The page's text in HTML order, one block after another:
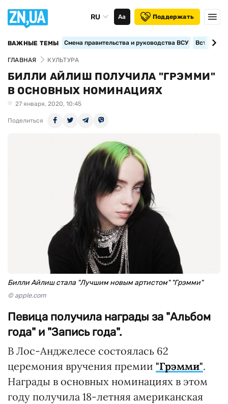
RU Аа Поддержать
ВАЖНЫЕ ТЕМЫ Смена правительства и руководства ВСУ
ГЛАВНАЯ КУЛЬТУРА
БИЛЛИ АЙЛИШ ПОЛУЧИЛА "ГРЭММИ"
В ОСНОВНЫХ НОМИНАЦИЯХ
27 января, 2020, 10:45
Поделиться
Билли Айлиш стала "Лучшим новым артистом" "Грэмми"
© apple.com
Певица получила награды за "Альбом
года" и "Запись года".
В Лос-Анджелесе состоялась 62
церемония вручения премии "Грэмми".
Награды в основных номинациях в этом
году получила 18-летняя американская